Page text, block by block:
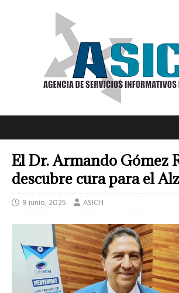
El Dr. Armando Gómez
descubre cura para el
9 junio, 2025 ASICH